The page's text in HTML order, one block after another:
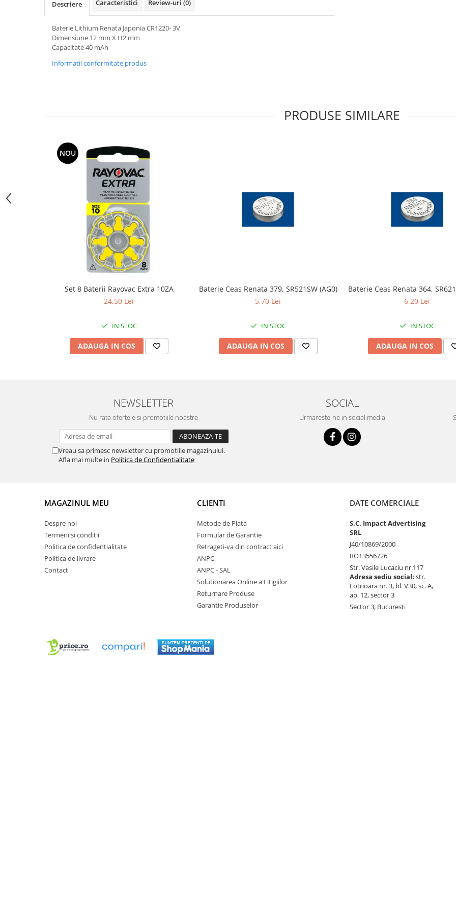
Curele cauciuc
Curele Garmin
Curele metalice
Ciocane Miniatura
Clesti Miniatura
Dispozitive Bratari
Modelarea Metalului
Scule si Accesorii Ceasuri
Catarame curea
Clesti Miniatura
Dispozitive Bratari si Curele
Dispozitive Capace Ceas
Extractoare Indicatoare
Scule Speciale
Suporti de Lucru
Descriere Caracteristici Review-uri (0)
Baterie Lithium Renata Japonia CR1220- 3V
Dimensiune 12 mm X H2 mm
Capacitate 40 mAh
Informatii conformitate produs
PRODUSE SIMILARE
NOU
Set 8 Baterii Rayovac Extra 10ZA
24,50 Lei
IN STOC
ADAUGA IN COS
Baterie Ceas Renata 379, SR521SW (AG0)
5,70 Lei
IN STOC
ADAUGA IN COS
Baterie Ceas Renata 364,
6,20 Lei
IN STOC
ADAUGA IN COS
NEWSLETTER
Nu rata ofertele si promotiile noastre
Vreau sa primesc newsletter cu promotiile magazinului.
Afla mai multe in Politica de Confidentialitate
SOCIAL
Urmareste-ne in social media
MAGAZINUL MEU
Despre noi
Termeni si conditii
Politica de confidentialitate
Politica de livrare
Contact
CLIENTI
Metode de Plata
Formular de Garantie
Retrageti-va din contract aici
ANPC
ANPC - SAL
Solutionarea Online a Litigiilor
Returnare Produse
Garantie Produselor
DATE COMERCIALE
S.C. Impact Advertising
SRL
J40/10869/2000
RO13556726
Str. Vasile Lucaciu nr.117
Adresa sediu social: str.
Lotrioara nr. 3, bl. V30, sc. A,
ap. 12, sector 3
Sector 3, Bucuresti